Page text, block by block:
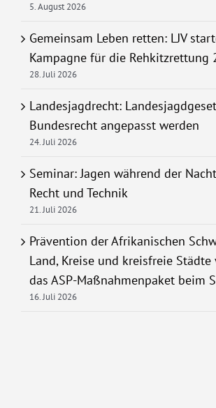
5. August 2026
Gemeinsam Leben retten: LJV
Kampagne für die Rehkitzrettung
28. Juli 2026
Landesjagdrecht:
Bundesrecht angepasst werden
24. Juli 2026
Seminar: Jagen während der
Recht und Technik
21. Juli 2026
Prävention der Afrikanischen
Land, Kreise und kreisfreie Städte
das ASP-Maßnahmenpaket beim
16. Juli 2026